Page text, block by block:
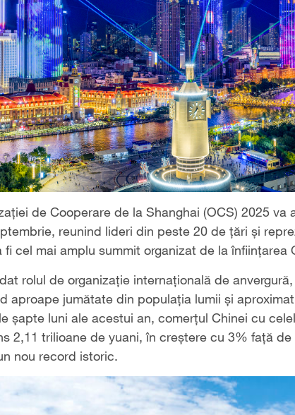
de Cooperare de la Shanghai (OCS) 2025 va
reunind lideri din peste 20 de țări și
fi cel mai amplu summit organizat de la înființarea
rolul de organizație internațională de
aproape jumătate din populația lumii și
șapte luni ale acestui an, comerțul Chinei cu
2,11 trilioane de yuani, în creștere cu 3% față
nou record istoric.